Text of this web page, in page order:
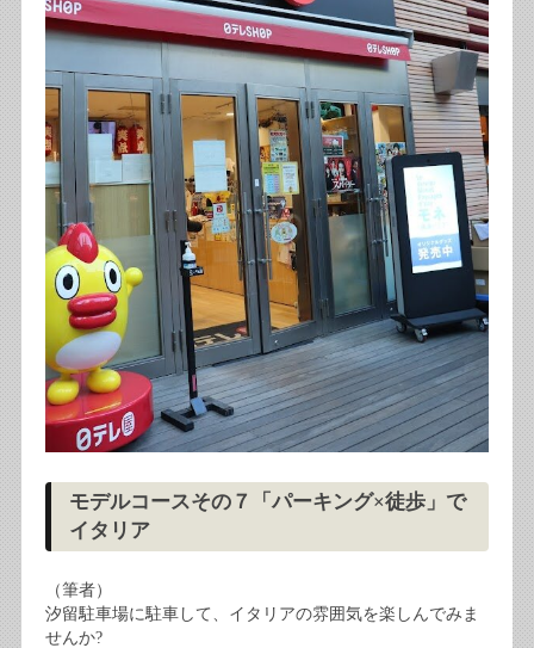
モデルコースその７「パーキング×徒歩」で
イタリア
（筆者）
汐留駐車場に駐車して、イタリアの雰囲気を楽しんでみま
せんか?